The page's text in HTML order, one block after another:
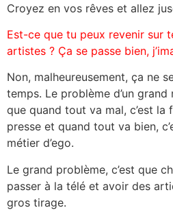
Croyez en vos rêves et allez
Est-ce que tu peux revenir sur
artistes ? Ça se passe bien,
Non, malheureusement, ça ne
temps. Le problème d’un grand
que quand tout va mal, c’est la
presse et quand tout va bien,
métier d’ego.
Le grand problème, c’est que
passer à la télé et avoir des
gros tirage.